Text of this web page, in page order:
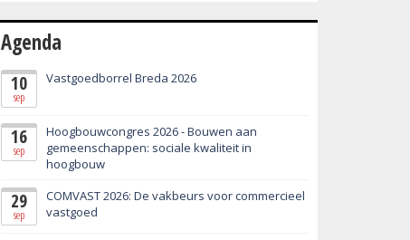
Agenda
10
sep
Vastgoedborrel Breda 2026
16
sep
Hoogbouwcongres 2026 - Bouwen aan
gemeenschappen: sociale kwaliteit in
hoogbouw
29
sep
COMVAST 2026: De vakbeurs voor commercieel
vastgoed